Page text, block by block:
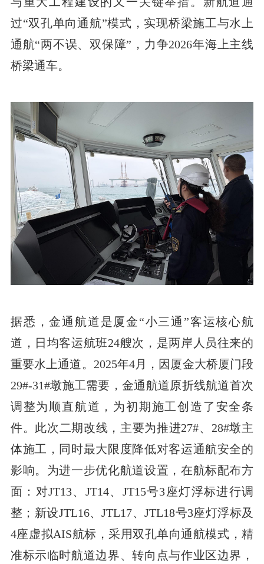
过“双孔单向通航”模式，实现桥梁施工与水上
通航“两不误、双保障”，力争2026年海上主线
桥梁通车。
据悉，金通航道是厦金“小三通”客运核心航
道，日均客运航班24艘次，是两岸人员往来的
重要水上通道。2025年4月，因厦金大桥厦门段
29#-31#墩施工需要，金通航道原折线航道首次
调整为顺直航道，为初期施工创造了安全条
件。此次二期改线，主要为推进27#、28#墩主
体施工，同时最大限度降低对客运通航安全的
影响。为进一步优化航道设置，在航标配布方
面：对JT13、JT14、JT15号3座灯浮标进行调
整；新设JTL16、JTL17、JTL18号3座灯浮标及
4座虚拟AIS航标，采用双孔单向通航模式，精
准标示临时航道边界、转向点与作业区边界，